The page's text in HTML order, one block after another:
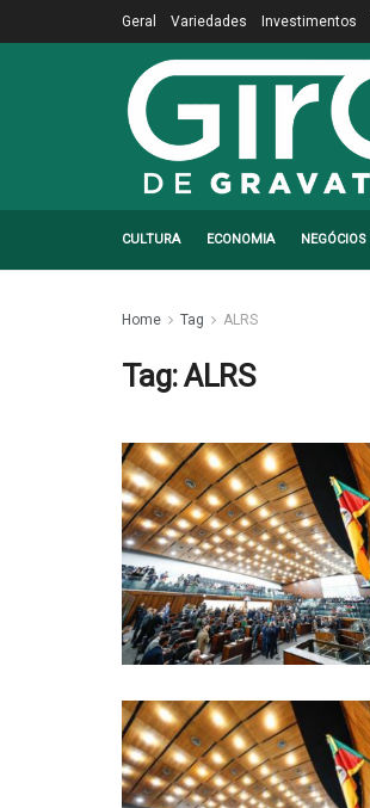
Geral Variedades Investimentos
CULTURA ECONOMIA NEGÓCIOS
Home Tag ALRS
Tag:ALRS